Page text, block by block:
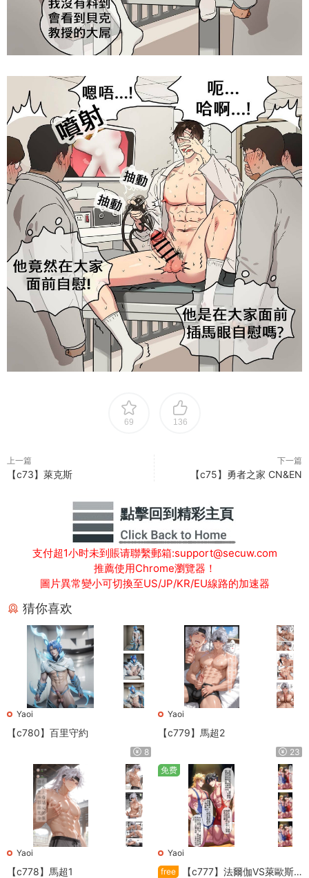
69 136
上一篇
【c73】萊克斯
下一篇
【c75】勇者之家 CN&EN
支付超1小时未到賬请聯繫郵箱:support@secuw.com
推薦使用Chrome瀏覽器！
圖片異常變小可切換至US/JP/KR/EU線路的加速器
猜你喜欢
Yaoi
【c780】百里守約
8
Yaoi
【c779】馬超2
23
Yaoi
【c778】馬超1
Yaoi
free
【c777】法爾伽VS萊歐斯
免费